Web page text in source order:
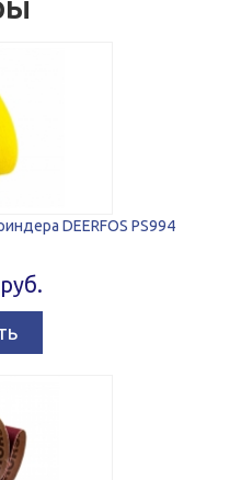
DEERFOS PS994